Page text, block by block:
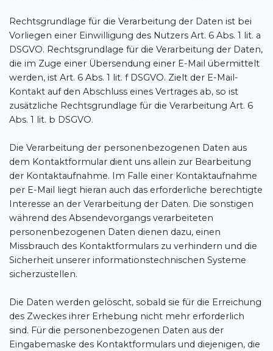
Rechtsgrundlage für die Verarbeitung der Daten ist bei
Vorliegen einer Einwilligung des Nutzers Art. 6 Abs. 1 lit. a
DSGVO. Rechtsgrundlage für die Verarbeitung der Daten,
die im Zuge einer Übersendung einer E-Mail übermittelt
werden, ist Art. 6 Abs. 1 lit. f DSGVO. Zielt der E-Mail-
Kontakt auf den Abschluss eines Vertrages ab, so ist
zusätzliche Rechtsgrundlage für die Verarbeitung Art. 6
Abs. 1 lit. b DSGVO.
Die Verarbeitung der personenbezogenen Daten aus
dem Kontaktformular dient uns allein zur Bearbeitung
der Kontaktaufnahme. Im Falle einer Kontaktaufnahme
per E-Mail liegt hieran auch das erforderliche berechtigte
Interesse an der Verarbeitung der Daten. Die sonstigen
während des Absendevorgangs verarbeiteten
personenbezogenen Daten dienen dazu, einen
Missbrauch des Kontaktformulars zu verhindern und die
Sicherheit unserer informationstechnischen Systeme
sicherzustellen.
Die Daten werden gelöscht, sobald sie für die Erreichung
des Zweckes ihrer Erhebung nicht mehr erforderlich
sind. Für die personenbezogenen Daten aus der
Eingabemaske des Kontaktformulars und diejenigen, die